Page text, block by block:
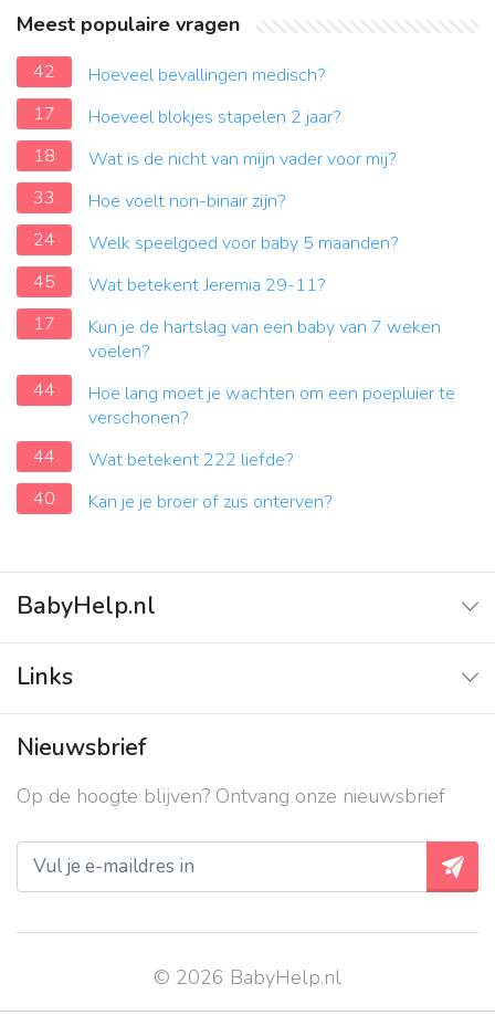
Meest populaire vragen
42
Hoeveel bevallingen medisch?
17
Hoeveel blokjes stapelen 2 jaar?
18
Wat is de nicht van mijn vader voor mij?
33
Hoe voelt non-binair zijn?
24
Welk speelgoed voor baby 5 maanden?
45
Wat betekent Jeremia 29-11?
17
Kun je de hartslag van een baby van 7 weken
voelen?
44
Hoe lang moet je wachten om een ​​poepluier te
verschonen?
44
Wat betekent 222 liefde?
40
Kan je je broer of zus onterven?
BabyHelp.nl
Vraag & Antwoord
Links
Contact
Over ons
Privacy beleid
Nieuwsbrief
Op de hoogte blijven? Ontvang onze nieuwsbrief
© 2026 BabyHelp.nl